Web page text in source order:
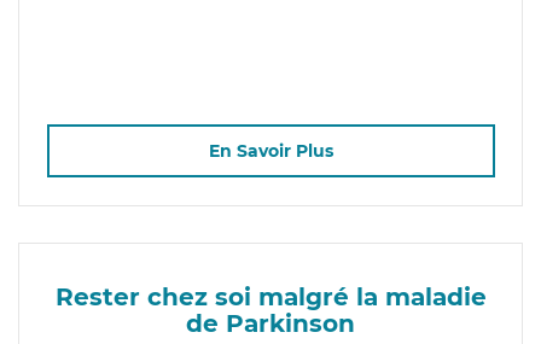
En Savoir Plus
Rester chez soi malgré la maladie
de Parkinson